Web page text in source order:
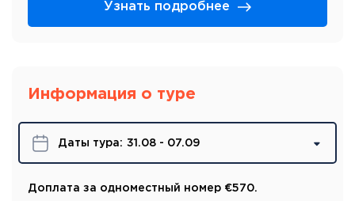
Узнать подробнее
Информация о туре
Даты турa: 31.08 - 07.09
Доплата за одноместный номер €570.